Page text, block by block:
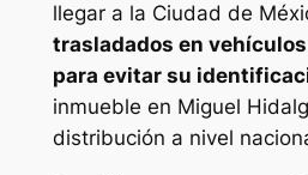
llegar a la Ciudad de
trasladados en
para evitar su
inmueble en Miguel
distribución a nivel